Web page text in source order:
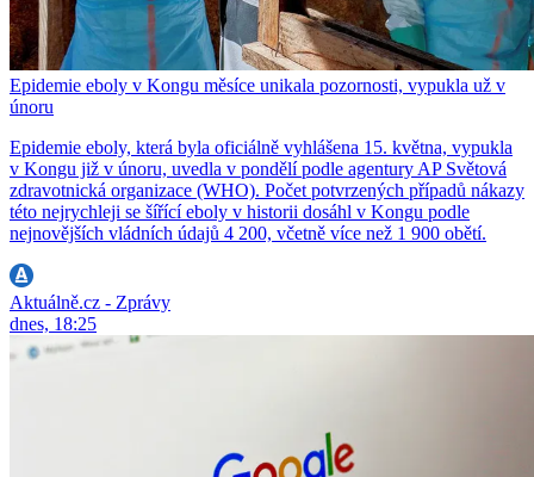
Epidemie eboly v Kongu měsíce unikala pozornosti, vypukla už v
únoru
Epidemie eboly, která byla oficiálně vyhlášena 15. května, vypukla
v Kongu již v únoru, uvedla v pondělí podle agentury AP Světová
zdravotnická organizace (WHO). Počet potvrzených případů nákazy
této nejrychleji se šířící eboly v historii dosáhl v Kongu podle
nejnovějších vládních údajů 4 200, včetně více než 1 900 obětí.
Aktuálně.cz - Zprávy
dnes, 18:25